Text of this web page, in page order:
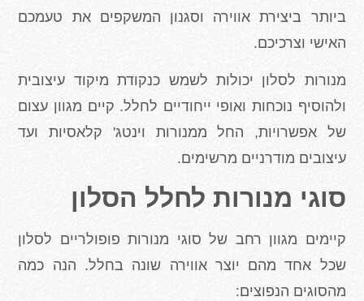
ביותר ביצירת אווירה וסגנון המשקפים את טעמכם
האישי וצרכיכם.
מנורות לסלון יכולות לשמש כנקודת מיקוד עיצובית
ולהוסיף נוכחות ואופי ייחודיים לחלל. קיים מגוון עצום
של אפשרויות, החל ממנורות וינטג' קלאסיות ועד
עיצובים מודרניים מרשימים.
סוגי מנורות לחלל הסלון
קיימים מגוון רחב של סוגי מנורות פופולריים לסלון
שכל אחד מהם יוצר אווירה שונה בחלל. הנה כמה
מהסוגים הנפוצים: